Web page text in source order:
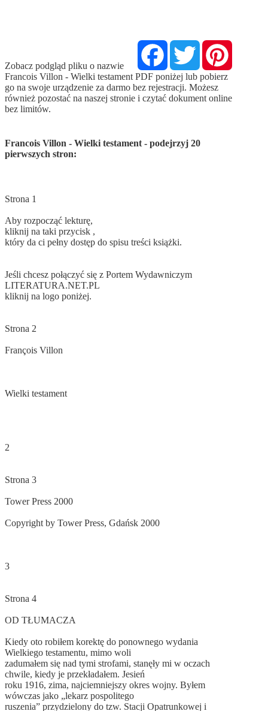
FacebookTwitter Pinterest
Zobacz podgląd pliku o nazwie
Francois Villon - Wielki testament PDF poniżej lub pobierz
go na swoje urządzenie za darmo bez rejestracji. Możesz
również pozostać na naszej stronie i czytać dokument online
bez limitów.
Francois Villon - Wielki testament - podejrzyj 20
pierwszych stron: